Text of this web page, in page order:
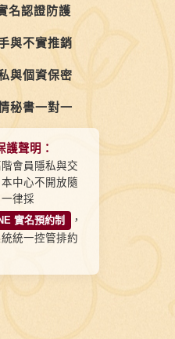
名認證防護
與不實推銷
與個資保密
秘書一對一
聲明：
會員隱私與交
中心不開放隨
律採
實名預約制
，
統一控管排約